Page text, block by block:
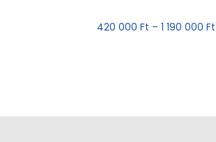
420 000 Ft – 1 190 000 Ft